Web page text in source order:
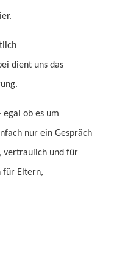
dient uns das
ob es um
nur ein Gespräch
vertraulich und für
für Eltern,